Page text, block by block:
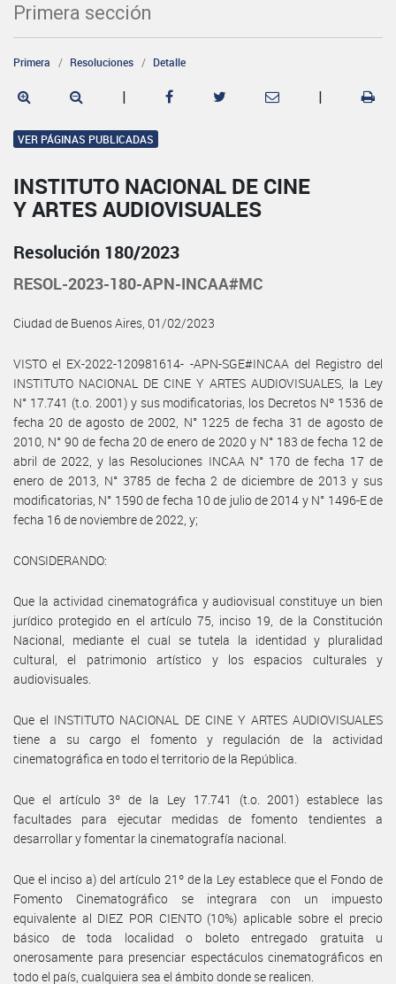
Primera sección
Primera Resoluciones Detalle
| |
VER PÁGINAS PUBLICADAS
INSTITUTO NACIONAL DE CINE
Y ARTES AUDIOVISUALES
Resolución 180/2023
RESOL-2023-180-APN-INCAA#MC
Ciudad de Buenos Aires, 01/02/2023
VISTO el EX-2022-120981614- -APN-SGE#INCAA del Registro del
INSTITUTO NACIONAL DE CINE Y ARTES AUDIOVISUALES, la Ley
N° 17.741 (t.o. 2001) y sus modificatorias, los Decretos Nº 1536 de
fecha 20 de agosto de 2002, N° 1225 de fecha 31 de agosto de
2010, N° 90 de fecha 20 de enero de 2020 y N° 183 de fecha 12 de
abril de 2022, y las Resoluciones INCAA N° 170 de fecha 17 de
enero de 2013, N° 3785 de fecha 2 de diciembre de 2013 y sus
modificatorias, N° 1590 de fecha 10 de julio de 2014 y N° 1496-E de
fecha 16 de noviembre de 2022, y;
CONSIDERANDO:
Que la actividad cinematográfica y audiovisual constituye un bien
jurídico protegido en el artículo 75, inciso 19, de la Constitución
Nacional, mediante el cual se tutela la identidad y pluralidad
cultural, el patrimonio artístico y los espacios culturales y
audiovisuales.
Que el INSTITUTO NACIONAL DE CINE Y ARTES AUDIOVISUALES
tiene a su cargo el fomento y regulación de la actividad
cinematográfica en todo el territorio de la República.
Que el artículo 3º de la Ley 17.741 (t.o. 2001) establece las
facultades para ejecutar medidas de fomento tendientes a
desarrollar y fomentar la cinematografía nacional.
Que el inciso a) del artículo 21º de la Ley establece que el Fondo de
Fomento Cinematográfico se integrara con un impuesto
equivalente al DIEZ POR CIENTO (10%) aplicable sobre el precio
básico de toda localidad o boleto entregado gratuita u
onerosamente para presenciar espectáculos cinematográficos en
todo el país, cualquiera sea el ámbito donde se realicen.